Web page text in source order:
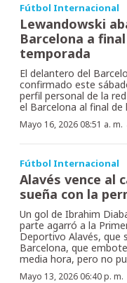
Fútbol Internacional
Lewandowski
Barcelona a
temporada
El delantero del
confirmado este
perfil personal de la
el Barcelona al final
Mayo 16, 2026 08:51 a. m.
Fútbol Internacional
Alavés vence al
sueña con la
Un gol de Ibrahim
parte agarró a la
Deportivo Alavés, que
Barcelona, que
media hora, pero no
Mayo 13, 2026 06:40 p. m.